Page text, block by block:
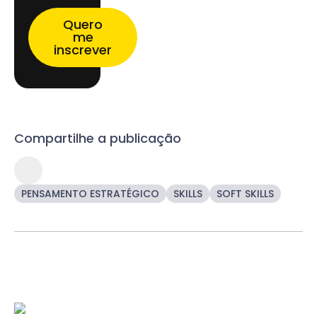
Quero
me
inscrever
Compartilhe a publicação
PENSAMENTO ESTRATÉGICO SKILLS SOFT SKILLS